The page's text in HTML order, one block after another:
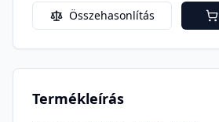
Összehasonlítás
Termékleírás